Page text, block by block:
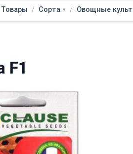
Товары Сорта Овощные
F1